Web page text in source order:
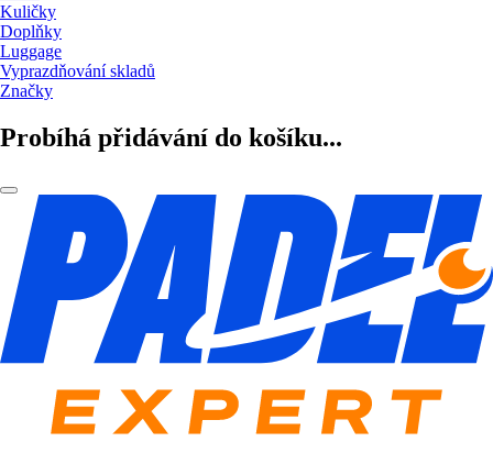
Kuličky
Doplňky
Luggage
Vyprazdňování skladů
Značky
Probíhá přidávání do košíku...